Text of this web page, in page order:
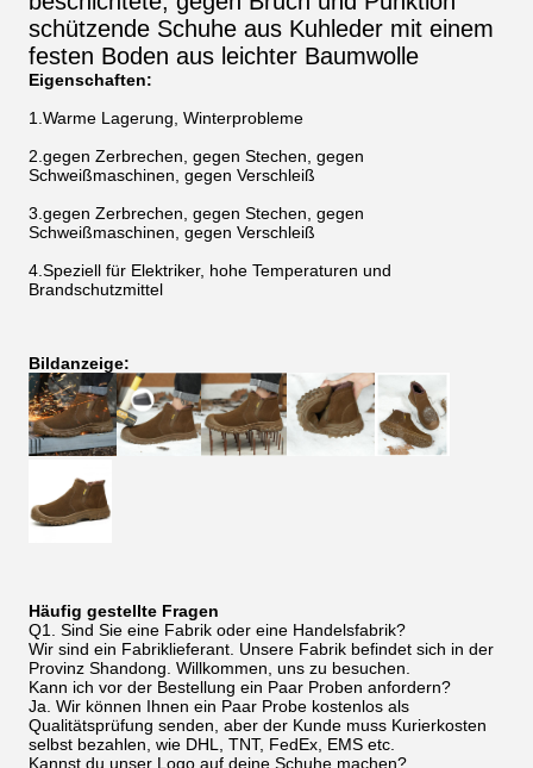
schützende Schuhe aus Kuhleder mit einem
festen Boden aus leichter Baumwolle
Eigenschaften:
1. Warme Lagerung, Winterprobleme
2. gegen Zerbrechen, gegen Stechen, gegen
Schweißmaschinen, gegen Verschleiß
3. gegen Zerbrechen, gegen Stechen, gegen
Schweißmaschinen, gegen Verschleiß
4.Speziell für Elektriker, hohe Temperaturen und
Brandschutzmittel
Bildanzeige:
Häufig gestellte Fragen
Q1. Sind Sie eine Fabrik oder eine Handelsfabrik?
Wir sind ein Fabriklieferant. Unsere Fabrik befindet sich in der
Provinz Shandong. Willkommen, uns zu besuchen.
Kann ich vor der Bestellung ein Paar Proben anfordern?
Ja. Wir können Ihnen ein Paar Probe kostenlos als
Qualitätsprüfung senden, aber der Kunde muss Kurierkosten
selbst bezahlen, wie DHL, TNT, FedEx, EMS etc.
Kannst du unser Logo auf deine Schuhe machen?